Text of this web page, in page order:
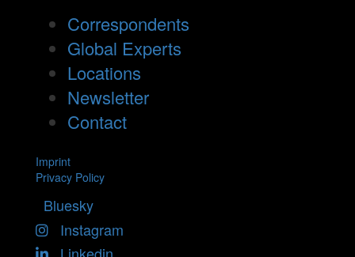
Correspondents
Global Experts
Locations
Newsletter
Contact
Imprint
Privacy Policy
Bluesky
Instagram